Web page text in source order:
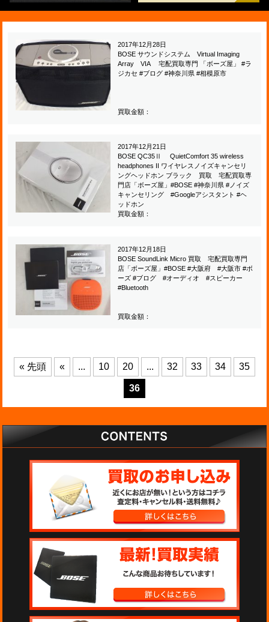
2017年12月28日
BOSE サウンドシステム Virtual Imaging
Array VIA 宅配買取専門 「ボーズ屋」 #ラ
ジカセ #ブログ #神奈川県 #相模原市
買取金額：
2017年12月21日
BOSE QC35Ⅱ QuietComfort 35 wireless
headphones II ワイヤレスノイズキャンセリ
ングヘッドホン ブラック 買取 宅配買取専
門店「ボーズ屋」#BOSE #神奈川県 #ノイズ
キャンセリング #Googleアシスタント #ヘ
ッドホン
買取金額：
2017年12月18日
BOSE SoundLink Micro 買取 宅配買取専門
店「ボーズ屋」#BOSE #大阪府 #大阪市 #ボ
ーズ #ブログ #オーディオ #スピーカー
#Bluetooth
買取金額：
« 先頭 « ... 10 20 ... 32 33 34 35
36